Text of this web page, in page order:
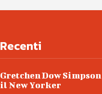
Recenti
Gretchen Dow
il New Yorker